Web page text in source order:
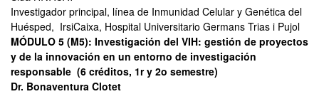
Investigador principal, línea de Inmunidad Celular y Genética del
Huésped, IrsiCaixa, Hospital Universitario Germans Trias i Pujol
MÓDULO 5 (M5): Investigación del VIH: gestión de proyectos
y de la innovación en un entorno de investigación
responsable (6 créditos, 1r y 2o semestre)
Dr. Bonaventura Clotet